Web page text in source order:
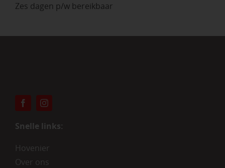
Zes dagen p/w bereikbaar
Snelle links:
Hovenier
Over ons